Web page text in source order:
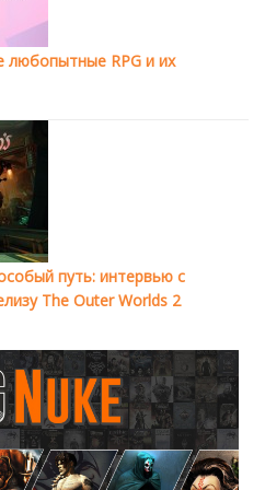
любопытные RPG и их
путь: интервью с
The Outer Worlds 2